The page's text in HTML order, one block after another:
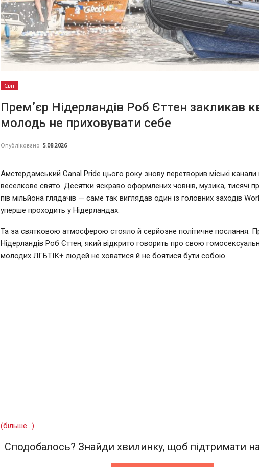
Світ
Прем’єр Нідерландів Роб Єттен закликав
молодь не приховувати себе
Опубліковано 5.08.2026
Амстердамський Canal Pride цього року знову перетворив міські канали
веселкове свято. Десятки яскраво оформлених човнів, музика, тисячі
пів мільйона глядачів — саме так виглядав один із головних заходів
уперше проходить у Нідерландах.
Та за святковою атмосферою стояло й серйозне політичне послання.
Нідерландів Роб Єттен, який відкрито говорить про свою
молодих ЛГБТІК+ людей не ховатися й не боятися бути собою.
(більше…)
Сподобалось? Знайди хвилинку, щоб підтримати